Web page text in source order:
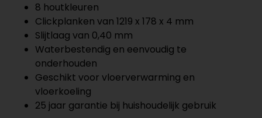
8 houtkleuren
Clickplanken van 1219 x 178 x 4 mm
Slijtlaag van 0,40 mm
Waterbestendig en eenvoudig te
onderhouden
Geschikt voor vloerverwarming en
vloerkoeling
25 jaar garantie bij huishoudelijk gebruik